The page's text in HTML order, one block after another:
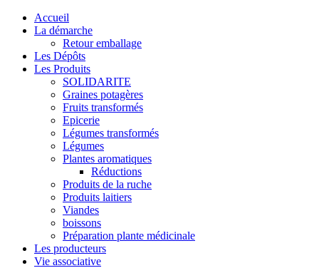
Accueil
La démarche
Retour emballage
Les Dépôts
Les Produits
SOLIDARITE
Graines potagères
Fruits transformés
Epicerie
Légumes transformés
Légumes
Plantes aromatiques
Réductions
Produits de la ruche
Produits laitiers
Viandes
boissons
Préparation plante médicinale
Les producteurs
Vie associative